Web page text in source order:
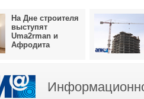
На Дне строителя
выступят
Uma2rman и
Афродита